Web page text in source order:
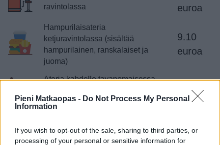
Pieni Matkaopas - Do Not Process My Personal
Information
If you wish to opt-out of the sale, sharing to third parties, or
processing of your personal or sensitive information for
ravintolassa
euroa
Hampurilaisateria
ketjuravintolassa (sisältää
hampurilainen, ranskalaiset ja
juoma)
9.10
euroa
Ateria kahdelle tavanomaisessa
jälkiruoan kanssa
48
euroa
Hampurilaisateriat ovat hieman edullisempia. Kunnon
illallinen keskitason ravintolassa on hieman edullisempi.